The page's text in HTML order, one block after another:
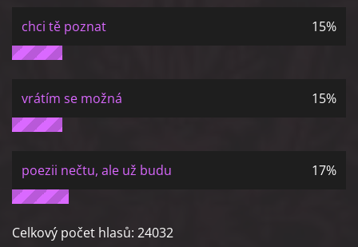
chci tě poznat 15%
vrátím se možná 15%
poezii nečtu, ale už budu 17%
Celkový počet hlasů: 24032